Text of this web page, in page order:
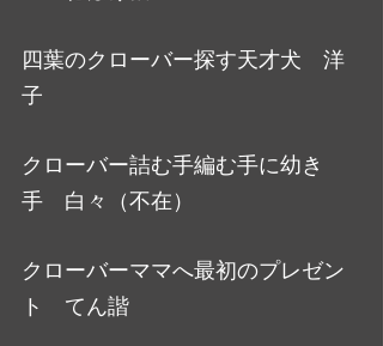
四葉のクローバー探す天才犬　洋
子
クローバー詰む手編む手に幼き
手　白々（不在）
クローバーママへ最初のプレゼン
ト　てん諧